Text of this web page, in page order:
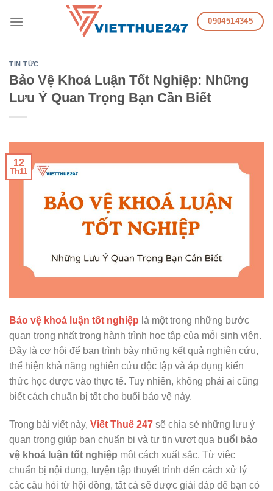
0904514345
TIN TỨC
Bảo Vệ Khoá Luận Tốt Nghiệp: Những
Lưu Ý Quan Trọng Bạn Cần Biết
12
Th11
Bảo vệ khoá luận tốt nghiệp là một trong những bước
quan trọng nhất trong hành trình học tập của mỗi sinh viên.
Đây là cơ hội để bạn trình bày những kết quả nghiên cứu,
thể hiện khả năng nghiên cứu độc lập và áp dụng kiến
thức học được vào thực tế. Tuy nhiên, không phải ai cũng
biết cách chuẩn bị tốt cho buổi bảo vệ này.
Trong bài viết này, Viết Thuê 247 sẽ chia sẻ những lưu ý
quan trọng giúp bạn chuẩn bị và tự tin vượt qua buổi bảo
vệ khoá luận tốt nghiệp một cách xuất sắc. Từ việc
chuẩn bị nội dung, luyện tập thuyết trình đến cách xử lý
các câu hỏi từ hội đồng, tất cả sẽ được giải đáp để bạn có